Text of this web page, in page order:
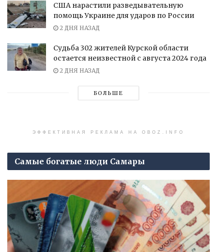
США нарастили разведывательную
помощь Украине для ударов по России
2 ДНЯ НАЗАД
Судьба 302 жителей Курской области
остается неизвестной с августа 2024 года
2 ДНЯ НАЗАД
БОЛЬШЕ
ЭФФЕКТИВНАЯ РЕКЛАМА НА OBOZ.INFO
Самые богатые люди Самары